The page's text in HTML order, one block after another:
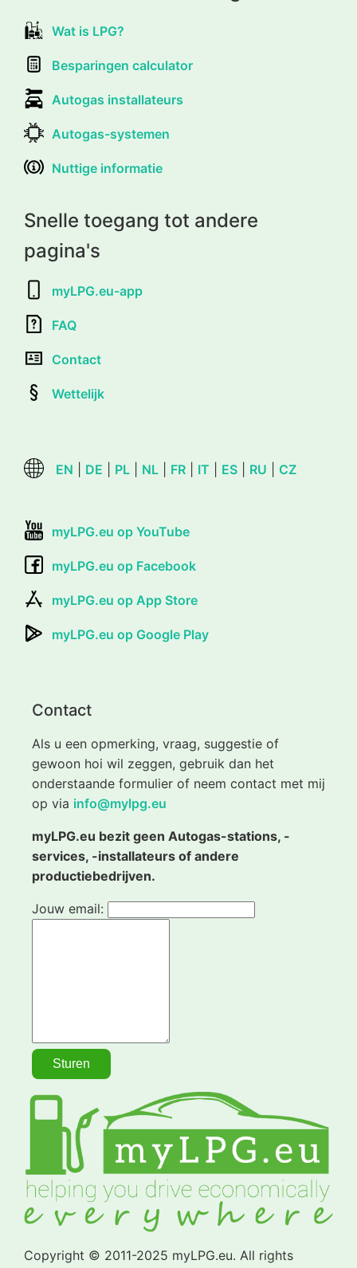
Wat is LPG?
Besparingen calculator
Autogas installateurs
Autogas-systemen
Nuttige informatie
Snelle toegang tot andere
pagina's
myLPG.eu-app
FAQ
Contact
Wettelijk
EN DE PL NL FR IT ES RU CZ
myLPG.eu op YouTube
myLPG.eu op Facebook
myLPG.eu op App Store
myLPG.eu op Google Play
Contact
Als u een opmerking, vraag, suggestie of
gewoon hoi wil zeggen, gebruik dan het
onderstaande formulier of neem contact met mij
op via info@mylpg.eu
myLPG.eu bezit geen Autogas-stations, -
services, -installateurs of andere
productiebedrijven.
Jouw email:
Copyright © 2011-2025 myLPG.eu. All rights